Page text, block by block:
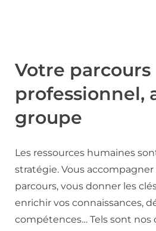
Votre parcours
professionnel,
groupe
Les ressources humaines
stratégie. Vous
parcours, vous donner les
enrichir vos connaissances,
compétences… Tels sont nos